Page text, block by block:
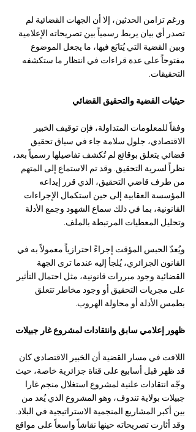
ورغم تزامن الحدثين، إلا أن الجهات القضائية لم
تصدر أي بيان يربط رسمياً بين تصريحاته الإعلامية
وبين القضية التي يُتابَع فيها، ما يجعل الموضوع
مفتوحاً على عدة قراءات في انتظار ما ستكشفه
التحقيقات.
حيثيات القضية والتحقيق القضائي
وفقاً للمعلومات المتداولة، فإن توقيف الخبير
الاقتصادي، جلول سلامة جاء في سياق تحقيق
قضائي يتعلق بوقائع لم تُكشف تفاصيلها رسمياً بعد،
نظراً لسرية التحقيق. وقد تم الاستماع إلى المتهم
من طرف قاضي التحقيق، الذي قرر إيداعه
المؤسسة العقابية إلى حين استكمال الإجراءات
القانونية، بما في ذلك سماع الشهود وجمع الأدلة
وتحليل المعطيات المرتبطة بالملف.
ويُعدّ الحبس المؤقت إجراءً احترازياً معمولاً به في
القانون الجزائري، يُلجأ إليه عندما ترى الجهة
القضائية وجود مبررات قانونية، مثل احتمال التأثير
على مجريات التحقيق أو وجود مخاطر تتعلق
بطمس الأدلة أو محاولة الهروب.
ظهور إعلامي سابق وانتقادات لمشروع غار جبيلات
اللافت في مسار القضية أن الخبير الاقتصادي كان
قد ظهر قبل أسابيع على قناة جزائرية خاصة، حيث
وجّه انتقادات علنية لمشروع استغلال منجم غارا
جبيلات بولاية تندوف، وهو المشروع الذي يُعد من
بين أكبر المشاريع المنجمية الاستراتيجية في البلاد.
وقد أثارت تصريحاته حينها نقاشاً واسعاً على مواقع